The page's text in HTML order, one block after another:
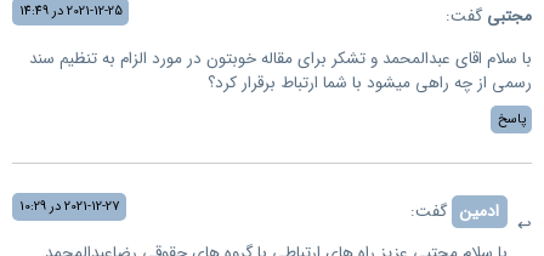
مجتبی گفت: 2021-12-25 در 14:49
با سلام اقای عبدالمحمد و تشکر برای مقاله خوبتون در مورد الزام به تنظیم سند
رسمی از چه راهی میشود با شما ارتباط برقرار کرد؟
پاسخ
ادمین گفت: 2021-12-27 در 10:29